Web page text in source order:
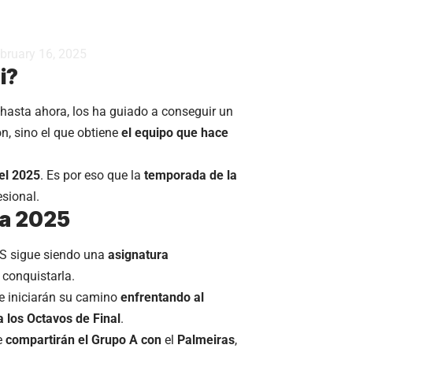
ahora, los ha guiado a conseguir un
sino el que obtiene el equipo que hace
2025. Es por eso que la temporada de la
2025
sigue siendo una asignatura
iniciarán su camino enfrentando al
los Octavos de Final.
compartirán el Grupo A con el Palmeiras,